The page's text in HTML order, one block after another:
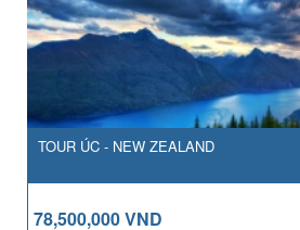
TOUR ÚC - NEW ZEALAND
78,500,000 VND